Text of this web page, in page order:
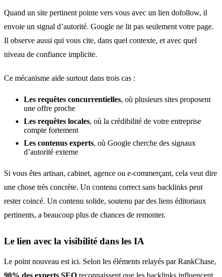
Quand un site pertinent pointe vers vous avec un lien dofollow, il
envoie un signal d’autorité. Google ne lit pas seulement votre page.
Il observe aussi qui vous cite, dans quel contexte, et avec quel
niveau de confiance implicite.
Ce mécanisme aide surtout dans trois cas :
Les requêtes concurrentielles, où plusieurs sites proposent
une offre proche
Les requêtes locales, où la crédibilité de votre entreprise
compte fortement
Les contenus experts, où Google cherche des signaux
d’autorité externe
Si vous êtes artisan, cabinet, agence ou e-commerçant, cela veut dire
une chose très concrète. Un contenu correct sans backlinks peut
rester coincé. Un contenu solide, soutenu par des liens éditoriaux
pertinents, a beaucoup plus de chances de remonter.
Le lien avec la visibilité dans les IA
Le point nouveau est ici. Selon les éléments relayés par RankChase,